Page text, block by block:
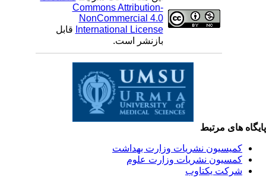
Commons Attribution-
NonCommercial 4.0
International Licenseقابل
بازنشر است.
های مرتبط
کمیسیون نشریات وزارت بهداشت
کمسیون نشریات وزارت علوم
شرکت یکتاوب